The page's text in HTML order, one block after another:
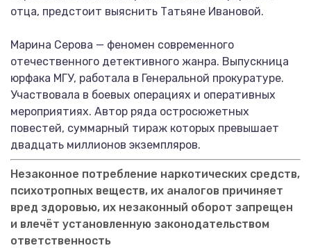
отца, предстоит выяснить Татьяне Ивановой.
Марина Серова — феномен современного
отечественного детективного жанра. Выпускница
юрфака МГУ, работала в Генеральной прокуратуре.
Участвовала в боевых операциях и оперативных
мероприятиях. Автор ряда остросюжетных
повестей, суммарный тираж которых превышает
двадцать миллионов экземпляров.
Незаконное потребление наркотических средств,
психотропных веществ, их аналогов причиняет
вред здоровью, их незаконный оборот запрещен
и влечёт установленную законодательством
ответственность